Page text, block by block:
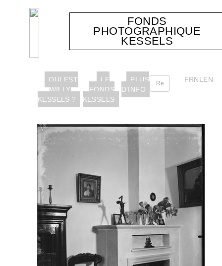
FONDS
PHOTOGRAPHIQUE
KESSELS
FRNL EN
QUI EST
WILLY
KESSELS ?
LE
FONDS
KESSELS
PLUS
D’INFO